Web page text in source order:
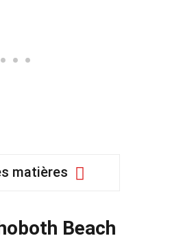
matières
Beach